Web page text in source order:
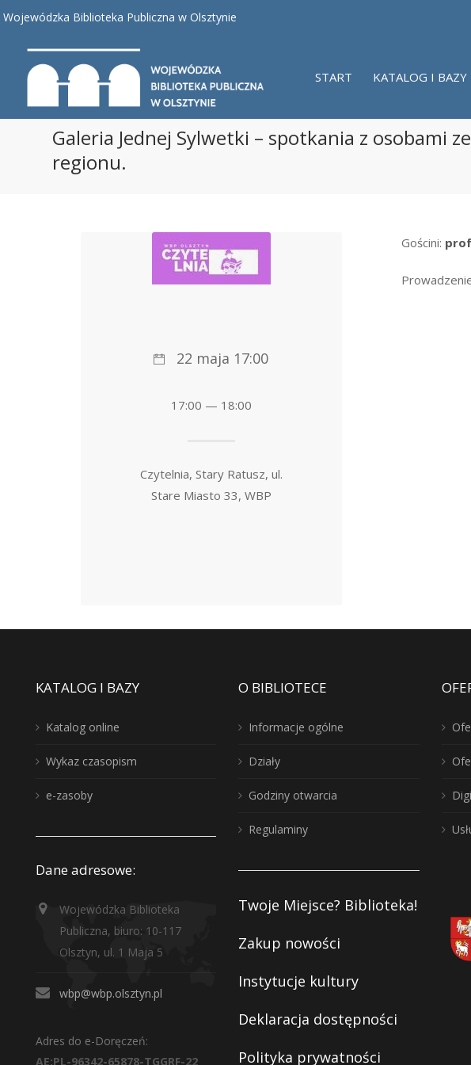
Wojewódzka Biblioteka Publiczna w Olsztynie
START KATALOG I BAZY
Galeria Jednej Sylwetki – spotkania z osobami
regionu.
Gościni:
22 maja 17:00
17:00 — 18:00
Czytelnia, Stary Ratusz, ul.
Stare Miasto 33, WBP
KATALOG I BAZY
Katalog online
Wykaz czasopism
e-zasoby
Dane adresowe:
Wojewódzka Biblioteka
Publiczna, biuro: 10-117
Olsztyn, ul. 1 Maja 5
wbp@wbp.olsztyn.pl
Adres do e-Doręczeń:
AE:PL-96342-65878-TGGRF-22
O BIBLIOTECE
Informacje ogólne
Działy
Godziny otwarcia
Regulaminy
Twoje Miejsce? Biblioteka!
Zakup nowości
Instytucje kultury
Deklaracja dostępności
Polityka prywatności